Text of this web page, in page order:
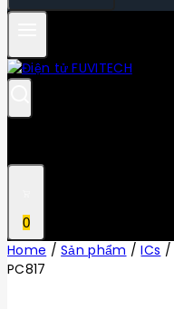
0
Home / Sản phẩm / ICs /
PC817